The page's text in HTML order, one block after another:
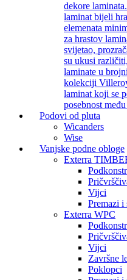
dekore
laminat bijeli
elemenata
za hrastov
svijetao,
su ukusi
laminate u
kolekciji
laminat koji se
posebnost
Podovi od pluta
Wicanders
Wise
Vanjske podne obloge
Exterra
Vijci
Premazi i
Exterra WPC
Vijci
Završne
Poklopci